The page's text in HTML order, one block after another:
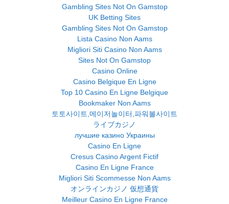
Gambling Sites Not On Gamstop
UK Betting Sites
Gambling Sites Not On Gamstop
Lista Casino Non Aams
Migliori Siti Casino Non Aams
Sites Not On Gamstop
Casino Online
Casino Belgique En Ligne
Top 10 Casino En Ligne Belgique
Bookmaker Non Aams
토토사이트,메이저놀이터,파워볼사이트
ライブカジノ
лучшие казино Украины
Casino En Ligne
Cresus Casino Argent Fictif
Casino En Ligne France
Migliori Siti Scommesse Non Aams
オンラインカジノ 仮想通貨
Meilleur Casino En Ligne France